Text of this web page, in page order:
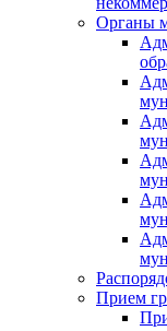
Органы
Прием